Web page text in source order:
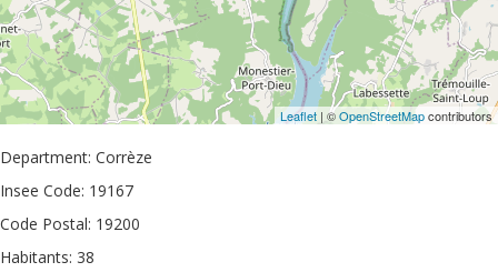
Leaflet | ©OpenStreetMapcontributors
Department: Corrèze
Insee Code: 19167
Code Postal: 19200
Habitants: 38